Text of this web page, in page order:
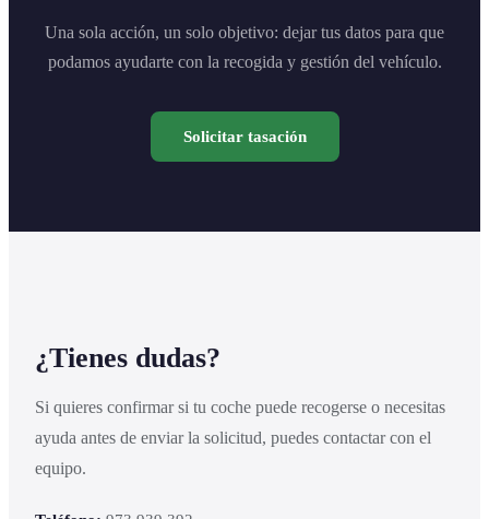
Una sola acción, un solo objetivo: dejar tus datos para que
podamos ayudarte con la recogida y gestión del vehículo.
Solicitar tasación
¿Tienes dudas?
Si quieres confirmar si tu coche puede recogerse o necesitas
ayuda antes de enviar la solicitud, puedes contactar con el
equipo.